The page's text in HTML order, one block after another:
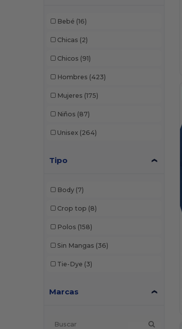
Bebé (16)
Chicas (2)
Chicos (91)
Hombres (423)
Mujeres (175)
Niños (87)
Unisex (264)
Tipo
Body (7)
Crop top (8)
Polos (158)
Sin Mangas (36)
Tie-Dye (3)
Marcas